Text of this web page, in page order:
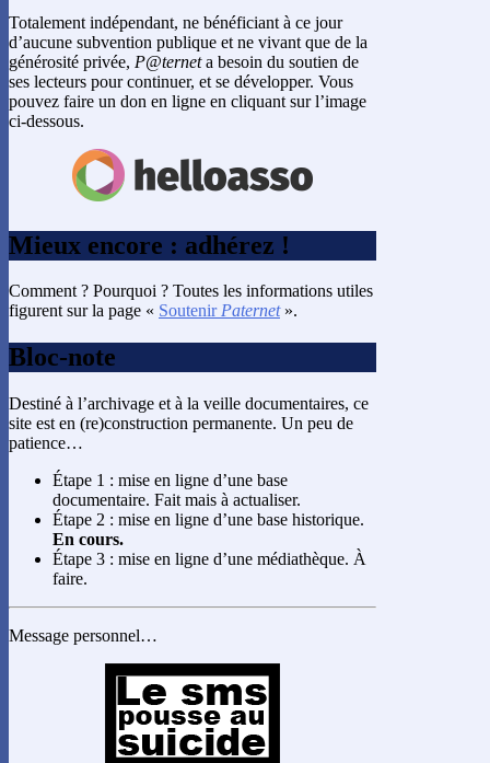
Totalement indépendant, ne bénéficiant à ce jour
d’aucune subvention publique et ne vivant que de la
générosité privée, P@terneta besoin du soutien de
ses lecteurs pour continuer, et se développer. Vous
pouvez faire un don en ligne en cliquant sur l’image
ci-dessous.
Mieux encore : adhérez !
Comment ? Pourquoi ? Toutes les informations utiles
figurent sur la page « SoutenirPaternet».
Bloc-note
Destiné à l’archivage et à la veille documentaires, ce
site est en (re)construction permanente. Un peu de
patience…
Étape 1 : mise en ligne d’une base
documentaire. Fait mais à actualiser.
Étape 2 : mise en ligne d’une base historique.
En cours.
Étape 3 : mise en ligne d’une médiathèque. À
faire.
Message personnel…